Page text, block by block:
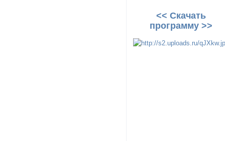
<< Скачать
программу >>